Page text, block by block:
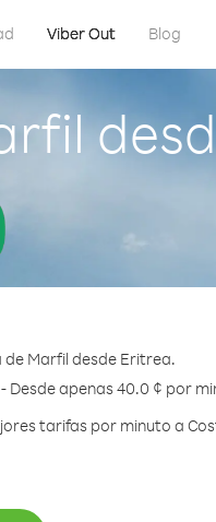
Viber Out Blog
Marfil desde Eritrea.
Desde apenas 40.0 ¢ por
tarifas por minuto a